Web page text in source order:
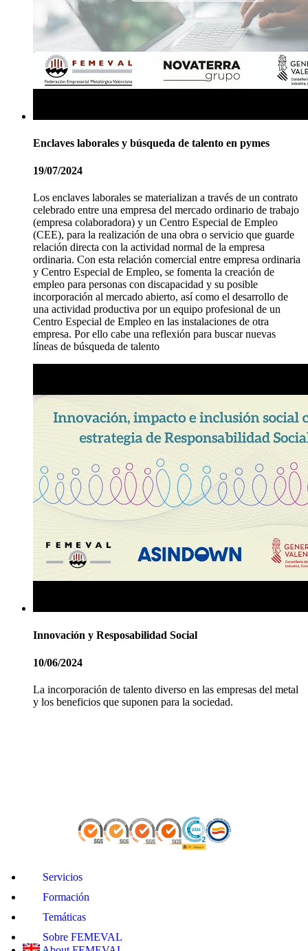
Enclaves laborales y búsqueda de talento en pymes
19/07/2024
Los enclaves laborales se materializan a través de un contrato
celebrado entre una empresa del mercado ordinario de trabajo
(empresa colaboradora) y un Centro Especial de Empleo
(CEE), para la realización de una obra o servicio que guarde
relación directa con la actividad normal de la empresa
ordinaria. Con esta relación comercial entre empresa ordinaria
y Centro Especial de Empleo, se fomenta la creación de
empleo para personas con discapacidad y su posible
incorporación al mercado abierto, así como el desarrollo de
una actividad productiva por un equipo profesional de un
Centro Especial de Empleo en las instalaciones de otra
empresa. Por ello cabe una reflexión para buscar nuevas
líneas de búsqueda de talento
Innovación y Resposabilidad Social
10/06/2024
La incorporación de talento diverso en las empresas del metal
y los beneficios que suponen para la sociedad.
Servicios
Formación
Temáticas
Sobre FEMEVAL